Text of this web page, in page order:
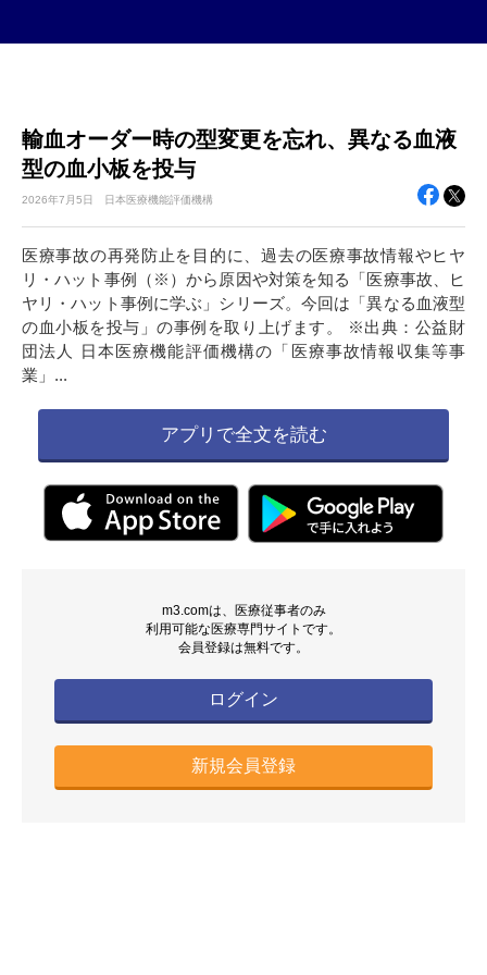
輸血オーダー時の型変更を忘れ、異なる血液
型の血小板を投与
2026年7月5日 日本医療機能評価機構
医療事故の再発防止を目的に、過去の医療事故情報やヒヤ
リ・ハット事例（※）から原因や対策を知る「医療事故、ヒ
ヤリ・ハット事例に学ぶ」シリーズ。今回は「異なる血液型
の血小板を投与」の事例を取り上げます。 ※出典：公益財
団法人 日本医療機能評価機構の「医療事故情報収集等事
業」...
アプリで全文を読む
m3.comは、医療従事者のみ
利用可能な医療専門サイトです。
会員登録は無料です。
ログイン
新規会員登録